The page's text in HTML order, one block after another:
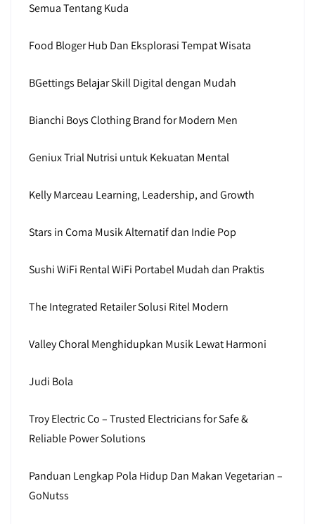
Semua Tentang Kuda
Food Bloger Hub Dan Eksplorasi Tempat Wisata
BGettings Belajar Skill Digital dengan Mudah
Bianchi Boys Clothing Brand for Modern Men
Geniux Trial Nutrisi untuk Kekuatan Mental
Kelly Marceau Learning, Leadership, and Growth
Stars in Coma Musik Alternatif dan Indie Pop
Sushi WiFi Rental WiFi Portabel Mudah dan Praktis
The Integrated Retailer Solusi Ritel Modern
Valley Choral Menghidupkan Musik Lewat Harmoni
Judi Bola
Troy Electric Co – Trusted Electricians for Safe &
Reliable Power Solutions
Panduan Lengkap Pola Hidup Dan Makan Vegetarian –
GoNutss